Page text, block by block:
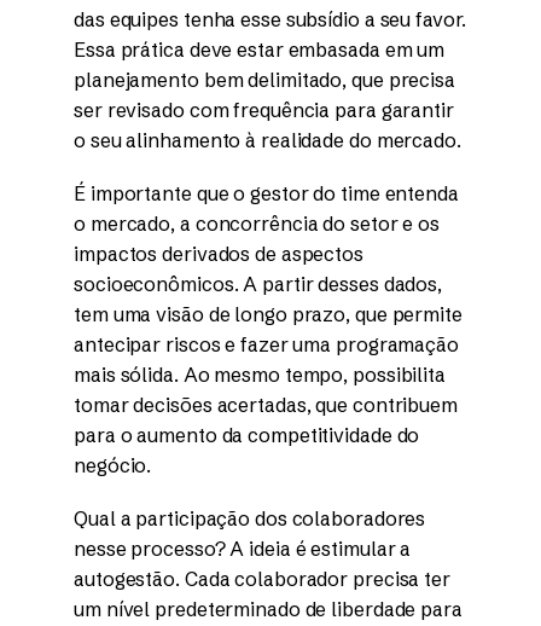
das equipes tenha esse subsídio a seu favor.
Essa prática deve estar embasada em um
planejamento bem delimitado, que precisa
ser revisado com frequência para garantir
o seu alinhamento à realidade do mercado.
É importante que o gestor do time entenda
o mercado, a concorrência do setor e os
impactos derivados de aspectos
socioeconômicos. A partir desses dados,
tem uma visão de longo prazo, que permite
antecipar riscos e fazer uma programação
mais sólida. Ao mesmo tempo, possibilita
tomar decisões acertadas, que contribuem
para o aumento da competitividade do
negócio.
Qual a participação dos colaboradores
nesse processo? A ideia é estimular a
autogestão. Cada colaborador precisa ter
um nível predeterminado de liberdade para